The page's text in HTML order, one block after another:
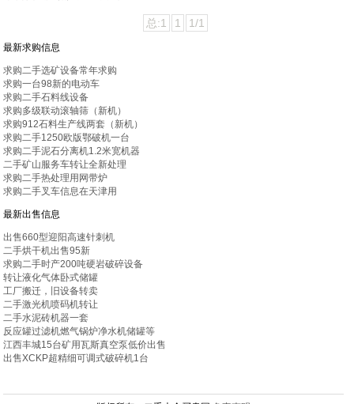
总:1 1 1/1
最新求购信息
求购二手选矿设备常年求购
求购一台98新的电动车
求购二手石料线设备
求购多级联动滚轴筛（新机）
求购912石料生产线两套（新机）
求购二手1250欧版鄂破机一台
求购二手泥石分离机1.2米宽机器
二手矿山服务车转让全新处理
求购二手热处理用网带炉
求购二手叉车信息在天津用
最新出售信息
出售660型迎阳高速针刺机
二手烘干机出售95新
求购二手时产200吨硬岩破碎设备
转让液化气体卧式储罐
工厂搬迁，旧设备转卖
二手激光机喷码机转让
二手水泥砖机器一套
反应罐过滤机燃气锅炉净水机储罐等
江西丰城15台矿用瓦斯真空泵低价出售
出售XCKP超精细可调式破碎机1台